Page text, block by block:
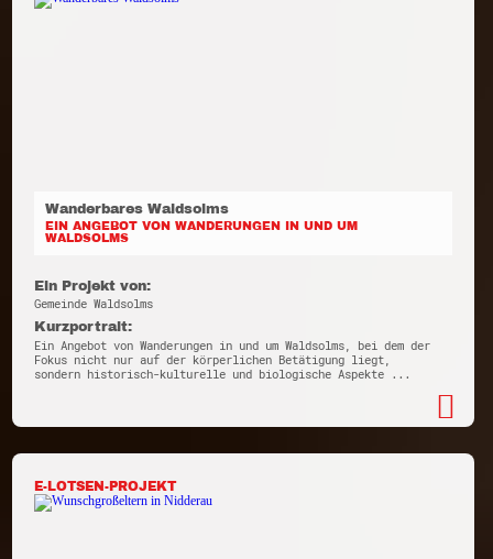
Wanderbares Waldsolms
EIN ANGEBOT VON WANDERUNGEN IN UND UM
WALDSOLMS
Ein Projekt von:
Gemeinde Waldsolms
Kurzportrait:
Ein Angebot von Wanderungen in und um Waldsolms, bei dem der
Fokus nicht nur auf der körperlichen Betätigung liegt,
sondern historisch-kulturelle und biologische Aspekte ...
E-LOTSEN-PROJEKT